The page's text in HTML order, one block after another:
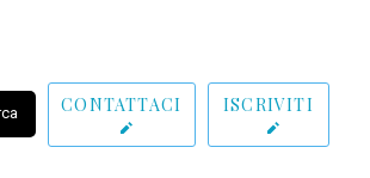
CONTATTACI ISCRIVITI